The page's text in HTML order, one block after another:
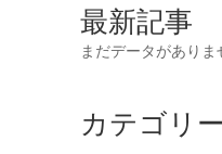
最新記事
まだデータがありま
カテゴリー